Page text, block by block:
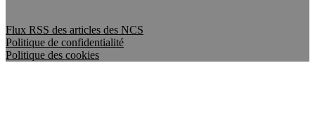
Flux RSS des articles des NCS
Politique de confidentialité
Politique des cookies